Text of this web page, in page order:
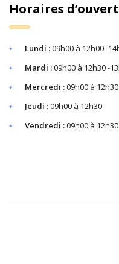
Horaires
Lundi :09h00 à 12h00 -
Mardi :09h00 à 12h30 -
Mercredi :09h00 à
Jeudi :09h00 à 12h30
Vendredi :09h00 à 12h30